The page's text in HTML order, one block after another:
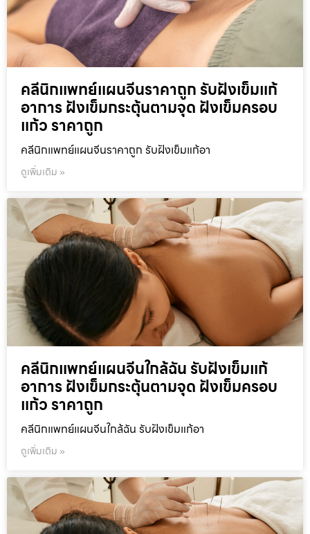
คลีนิกแพทย์แผนจีนราคาถูก รับฝังเข็มแก้
อาการ ฝังเข็มกระตุ้นตามจุด ฝังเข็มครอบ
แก้ว ราคาถูก
คลีนิกแพทย์แผนจีนราคาถูก รับฝังเข็มแก้อา
ดูเพิ่มเติม »
คลีนิกแพทย์แผนจีนใกล้ฉัน รับฝังเข็มแก้
อาการ ฝังเข็มกระตุ้นตามจุด ฝังเข็มครอบ
แก้ว ราคาถูก
คลีนิกแพทย์แผนจีนใกล้ฉัน รับฝังเข็มแก้อา
ดูเพิ่มเติม »